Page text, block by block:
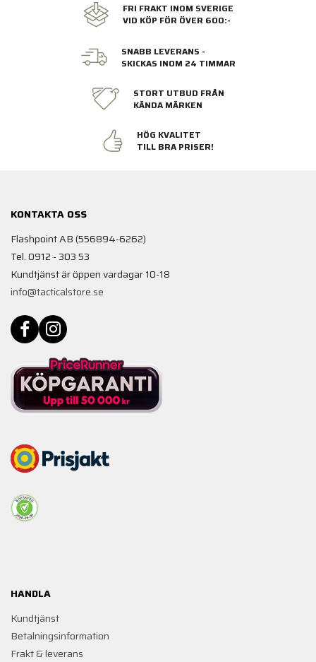
FRI FRAKT INOM SVERIGE
VID KÖP FÖR ÖVER 600:-
SNABB LEVERANS -
SKICKAS INOM 24 TIMMAR
STORT UTBUD FRÅN
KÄNDA MÄRKEN
HÖG KVALITET
TILL BRA PRISER!
KONTAKTA OSS
Flashpoint AB (556894-6262)
Tel. 0912 - 303 53
Kundtjänst är öppen vardagar 10-18
info@tacticalstore.se
HANDLA
Kundtjänst
Betalningsinformation
Frakt & leverans